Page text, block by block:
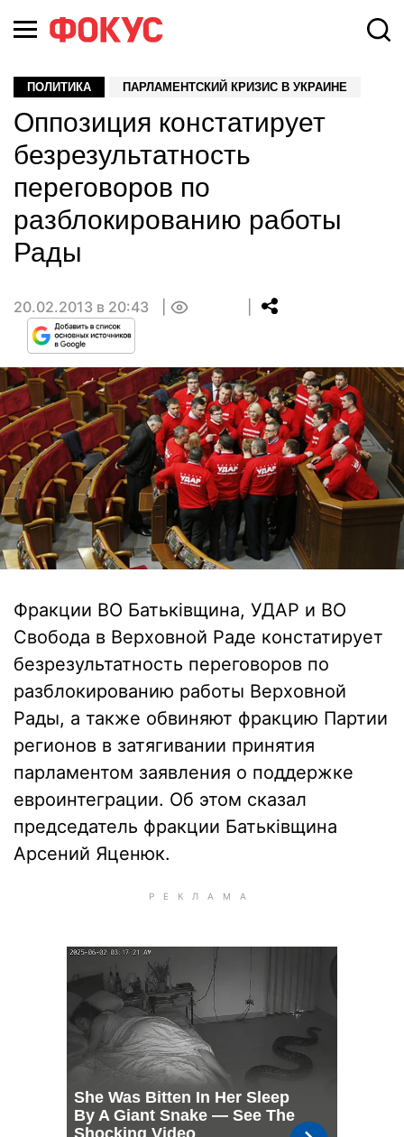
ПОЛИТИКА ПАРЛАМЕНТСКИЙ КРИЗИС В УКРАИНЕ
Оппозиция констатирует
безрезультатность
переговоров по
разблокированию работы
Рады
20.02.2013 в 20:43
Фракции ВО Батьківщина, УДАР и ВО
Свобода в Верховной Раде констатирует
безрезультатность переговоров по
разблокированию работы Верховной
Рады, а также обвиняют фракцию Партии
регионов в затягивании принятия
парламентом заявления о поддержке
евроинтеграции. Об этом сказал
председатель фракции Батьківщина
Арсений Яценюк.